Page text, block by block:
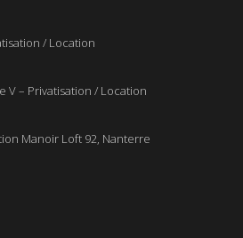
/ Location
V – Privatisation / Location
Manoir Loft 92, Nanterre